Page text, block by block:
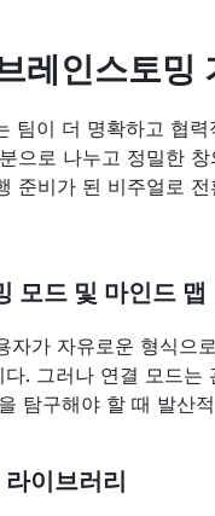
레인스토밍
팀이 더 명확하고 협
으로 나누고 정밀한
준비가 된 비주얼로
모드 및 마인드 맵
자가 자유로운 형식으
다. 그러나 연결 모드
탐구해야 할 때 발산
이브러리